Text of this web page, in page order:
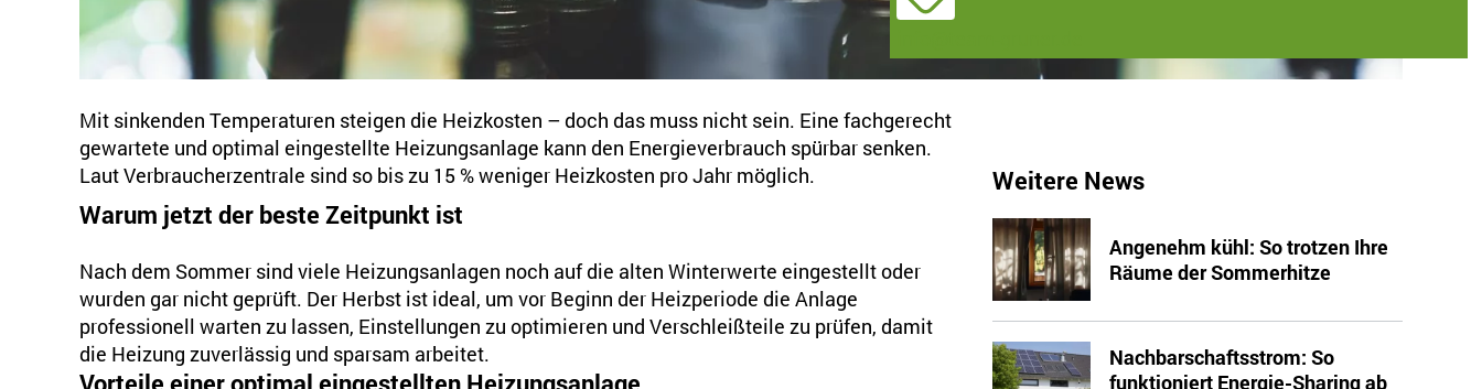
Mit sinkenden Temperaturen steigen die Heizkosten – doch das muss nicht sein. Eine fachgerecht
gewartete und optimal eingestellte Heizungsanlage kann den Energieverbrauch spürbar senken.
Laut Verbraucherzentrale sind so bis zu 15 % weniger Heizkosten pro Jahr möglich.
Warum jetzt der beste Zeitpunkt ist
Nach dem Sommer sind viele Heizungsanlagen noch auf die alten Winterwerte eingestellt oder
wurden gar nicht geprüft. Der Herbst ist ideal, um vor Beginn der Heizperiode die Anlage
professionell warten zu lassen, Einstellungen zu optimieren und Verschleißteile zu prüfen, damit
die Heizung zuverlässig und sparsam arbeitet.
Weitere News
Angenehm kühl: So trotzen Ihre
Räume der Sommerhitze
Nachbarschaftsstrom: So
funktioniert Energie-Sharing ab